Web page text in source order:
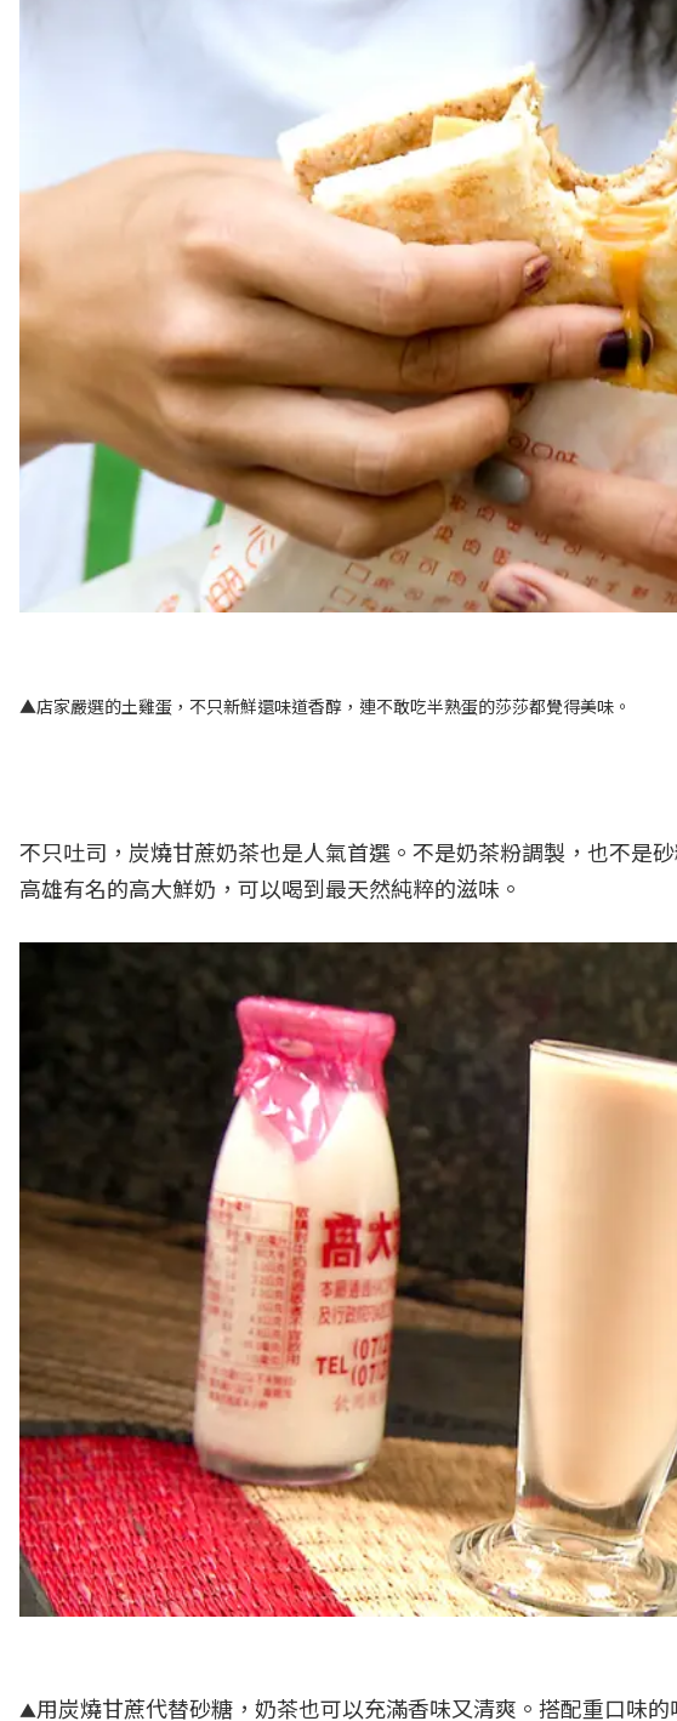
▲店家嚴選的土雞蛋，不只新鮮還味道香醇，連不敢吃半熟蛋的莎莎都覺得美味。
不只吐司，炭燒甘蔗奶茶也是人氣首選。不是奶茶粉調製，也不是
高雄有名的高大鮮奶，可以喝到最天然純粹的滋味。
▲用炭燒甘蔗代替砂糖，奶茶也可以充滿香味又清爽。搭配重口味的